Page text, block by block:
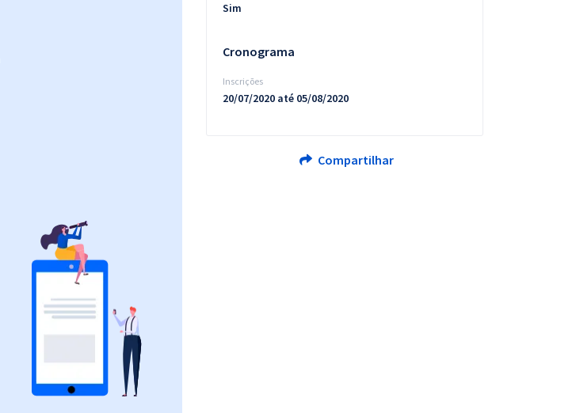
Sim
Cronograma
Inscrições
20/07/2020 até 05/08/2020
Compartilhar